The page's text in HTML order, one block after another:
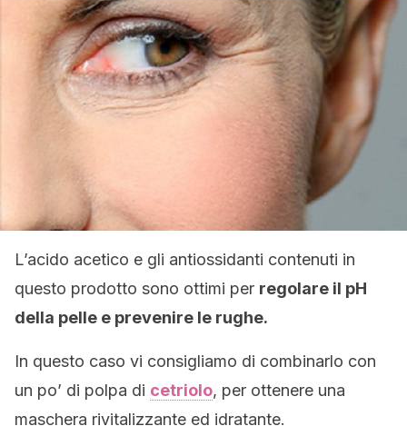
L’acido acetico e gli antiossidanti contenuti in
questo prodotto sono ottimi per regolare il pH
della pelle e prevenire le rughe.
In questo caso vi consigliamo di combinarlo con
un po’ di polpa di cetriolo, per ottenere una
maschera rivitalizzante ed idratante.